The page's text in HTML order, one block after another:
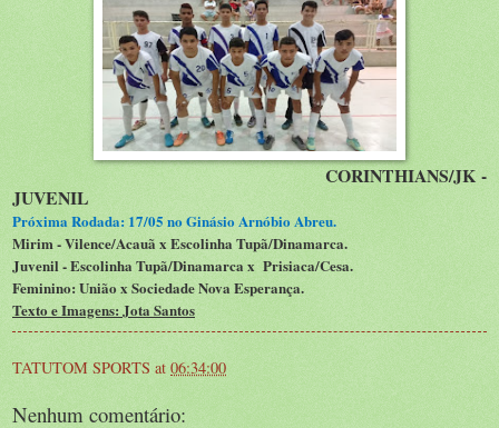
CORINTHIANS/JK -
JUVENIL
Próxima Rodada: 17/05 no Ginásio Arnóbio Abreu.
Mirim - Vilence/Acauã x Escolinha Tupã/Dinamarca.
Juvenil - Escolinha Tupã/Dinamarca x Prisiaca/Cesa.
Feminino: União x Sociedade Nova Esperança.
Texto e Imagens: Jota Santos
TATUTOM SPORTS at 06:34:00
Nenhum comentário: